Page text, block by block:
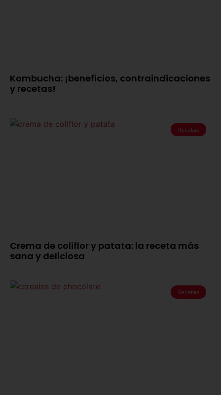
Kombucha: ¡beneficios, contraindicaciones
y recetas!
Recetas
Crema de coliflor y patata: la receta más
sana y deliciosa
Recetas